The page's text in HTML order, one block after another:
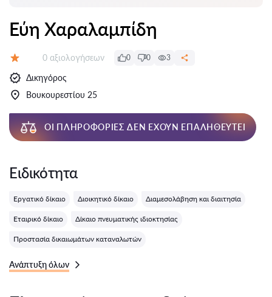
Εύη Χαραλαμπίδη
Αξιολογήσεις:
0 αξιολογήσεων 0 0 3
Δικηγόρος
Βουκουρεστίου 25
ΟΙ ΠΛΗΡΟΦΟΡΊΕΣ ΔΕΝ ΈΧΟΥΝ ΕΠΑΛΗΘΕΥΤΕΊ
Ειδικότητα
Εργατικό δίκαιο Διοικητικό δίκαιο Διαμεσολάβηση και διαιτησία
Εταιρικό δίκαιο Δίκαιο πνευματικής ιδιοκτησίας
Προστασία δικαιωμάτων καταναλωτών
Ανάπτυξη όλων